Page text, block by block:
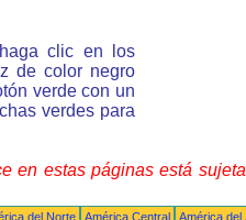
clic en los
de color negro
verde con un
verdes para
en estas páginas está
del Norte América Central
América del